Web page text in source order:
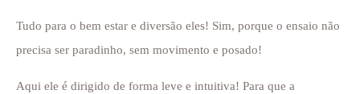
Tudo para o bem estar e diversão eles! Sim, porque o ensaio não
precisa ser paradinho, sem movimento e posado!
Aqui ele é dirigido de forma leve e intuitiva! Para que a